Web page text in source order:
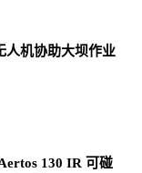
时间从12小时减
也可实现更频繁
机协助大坝作业
130 IR 可碰